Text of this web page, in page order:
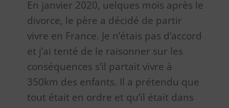
En janvier 2020, uelques mois après le
divorce, le père a décidé de partir
vivre en France. Je n’étais pas d’accord
et j’ai tenté de le raisonner sur les
conséquences s’il partait vivre à
350km des enfants. Il a prétendu que
tout était en ordre et qu’il était dans